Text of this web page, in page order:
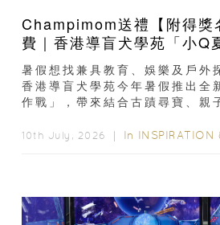
Champimom送禮【附得獎
費｜香港導盲犬學苑「小Q
戰」：親子活動＋導盲犬工
寶
暑假想找兼具教育、娛樂及戶外
香港導盲犬學苑今年暑假推出全
作戰」，帶來結合古蹟尋寶、親
行...
10th July, 2026 ｜ In INSPIRATION